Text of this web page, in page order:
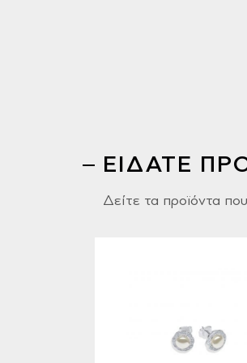
ΕΙΔΑΤΕ
Δείτε τα προϊόντα